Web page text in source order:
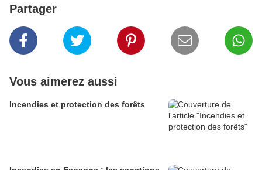
Partager
Vous aimerez aussi
Incendies et protection des forêts